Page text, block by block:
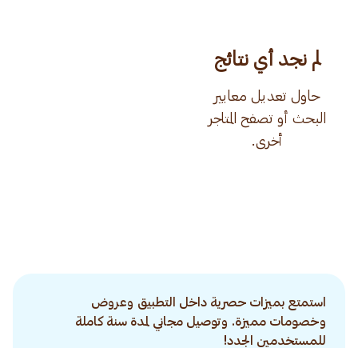
لم نجد أي نتائج
حاول تعديل معايير
البحث أو تصفح المتاجر
أخرى.
استمتع بميزات حصرية داخل التطبيق وعروض
وخصومات مميزة. وتوصيل مجاني لمدة سنة كاملة
للمستخدمين الجدد!